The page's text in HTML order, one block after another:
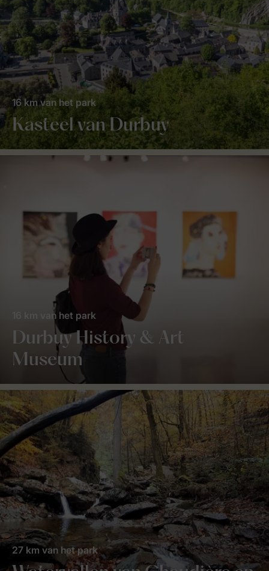
Kasteel van Durbuy
16 km van het park
Durbuy History & Art
Museum
16 km van het park
27 km van het park